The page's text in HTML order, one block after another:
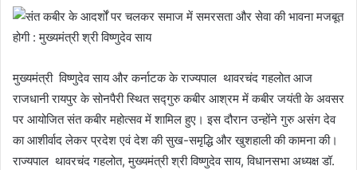
मुख्यमंत्री विष्णुदेव साय और कर्नाटक के राज्यपाल थावरचंद गहलोत आज
राजधानी रायपुर के सोनपैरी स्थित सद्गुरु कबीर आश्रम में कबीर जयंती के अवसर
पर आयोजित संत कबीर महोत्सव में शामिल हुए। इस दौरान उन्होंने गुरु असंग देव
का आशीर्वाद लेकर प्रदेश एवं देश की सुख-समृद्धि और खुशहाली की कामना की।
राज्यपाल थावरचंद गहलोत, मुख्यमंत्री श्री विष्णुदेव साय, विधानसभा अध्यक्ष डॉ.